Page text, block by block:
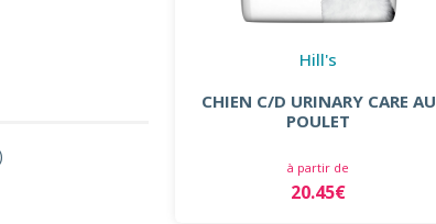
Hill's
CHIEN C/D URINARY CARE AU
POULET
à partir de
20.45€